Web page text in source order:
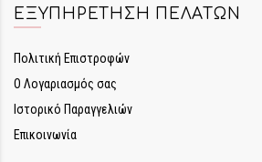
ΕΞΥΠΗΡΈΤΗΣΗ ΠΕΛΑΤΏΝ
Πολιτική Επιστροφών
Ο Λογαριασμός σας
Ιστορικό Παραγγελιών
Επικοινωνία